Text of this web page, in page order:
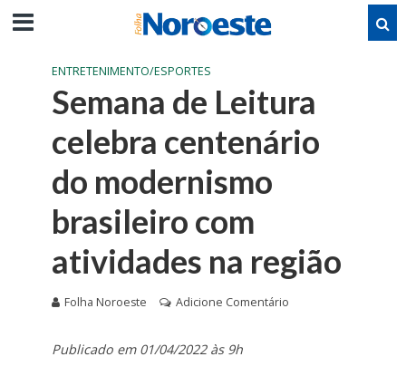
ENTRETENIMENTO/ESPORTES
Semana de Leitura
celebra centenário
do modernismo
brasileiro com
atividades na região
Folha Noroeste Adicione Comentário
Publicado em 01/04/2022 às 9h